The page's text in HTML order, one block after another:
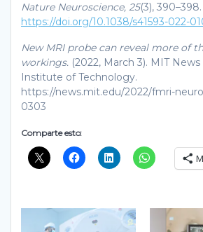
Nature Neuroscience, 25(3), 390–398.
https://doi.org/10.1038/s41593-022-
New MRI probe can reveal more of
workings. (2022, March 3). MIT
Institute of Technology.
https://news.mit.edu/2022/fmri-
0303
Comparte esto: